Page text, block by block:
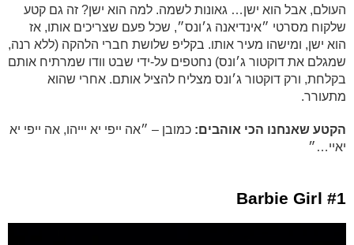
העולם, אבל הוא ישן… גאונות לשמה. למה הוא ישן? זה גם קטע
שלקוח מסרטי ״אינדיאנה ג׳ונס״, שכל פעם שצריכים אותו, אז
הוא ישן, ומישהו מעיר אותו. בקליפ שלושת חברי הלהקה (ללא רנה,
שמגלם את דוקטור ג׳ונס) נחטפים על-ידי שבט וודו שמרתיח אותם
בקלחת, ורק דוקטור ג׳ונס מצליח להציל אותם. אחרי שהוא
מתעורר.
הקטע שאנחנו הכי אוהבים: כמובן – ״אה ייפי יא יייהו, אה ייפי יא
יאיי…״
#1 Barbie Girl